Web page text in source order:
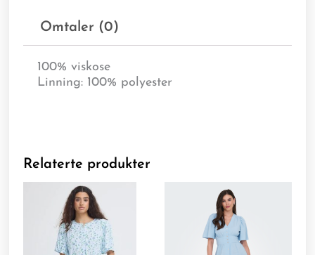
Omtaler (0)
100% viskose
Linning: 100% polyester
Relaterte produkter